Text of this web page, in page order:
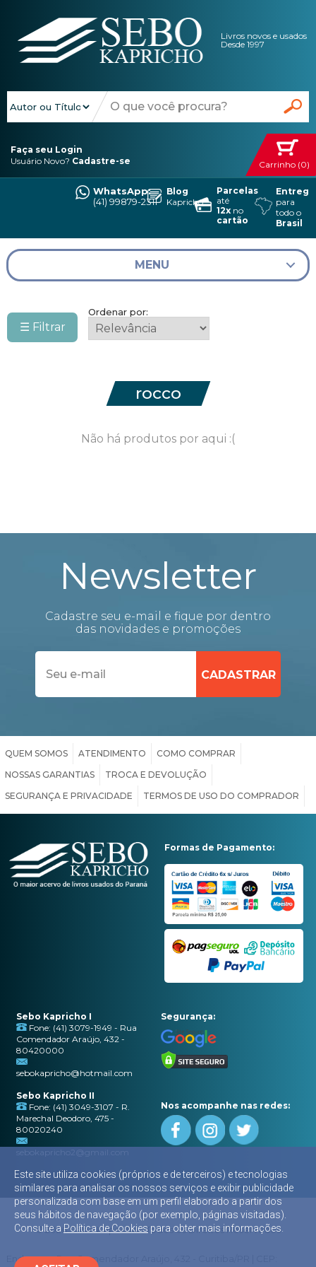
Livros novos e usados
Desde 1997
Faça seu Login
Usuário Novo? Cadastre-se Carrinho (0)
Parcelas
até
12x no
cartão
para
todo o
Brasil
WhatsApp:
(41) 99879-2311
Blog
Kapricho
MENU
☰ Filtrar
Ordenar por:
rocco
Não há produtos por aqui :(
Este site utiliza cookies (próprios e de terceiros) e tecnologias
similares para analisar os nossos serviços e exibir publicidade
personalizada com base em um perfil elaborado a partir dos
seus hábitos de navegação (por exemplo, páginas visitadas).
Consulte a Política de Cookies para obter mais informações.
Newsletter
Cadastre seu e-mail e fique por dentro
das novidades e promoções
QUEM SOMOS ATENDIMENTO
COMO COMPRAR
NOSSAS GARANTIAS
TROCA E DEVOLUÇÃO
SEGURANÇA E PRIVACIDADE
TERMOS DE USO DO COMPRADOR
Formas de Pagamento:
Sebo Kapricho I
Fone: (41) 3079-1949 - Rua
Comendador Araújo, 432 -
80420000
sebokapricho@hotmail.com
Sebo Kapricho II
Fone: (41) 3049-3107 - R.
Marechal Deodoro, 475 -
80020240
sebokapricho2@gmail.com
Segurança:
Nos acompanhe nas redes:
© 2026 Sebo Kapricho - Todos os Direitos Reservados
Endereço: Rua Comendador Araújo, 432 - Curitiba/PR | CEP: